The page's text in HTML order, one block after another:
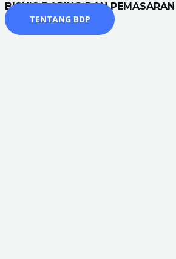
BISNIS DARING DAN PEMASARAN
TENTANG BDP